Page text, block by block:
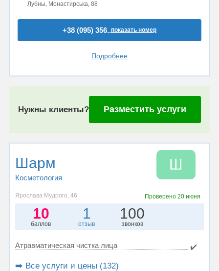
Лубны, Монастирська, 88
+38 (095) 356..показать номер
Подробнее
Нужны клиенты? Разместить услуги
Шарм
Косметология
Ш
Ярослава Мудрого, 46 Проверено 20 июня
10
баллов
1
отзыв
100
звонков
Атравматическая чистка лица ✔️
➡️ Все услуги и цены (132)